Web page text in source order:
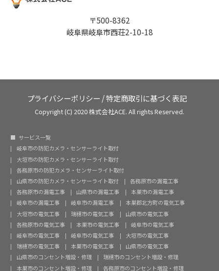
〒500-8362
岐阜県岐阜市西荘2-10-18
プライバシーポリシー /特定商取引に基づく表記
Copyright (C) 2020 株式会社ACE. All rights Reserved.
サービス一覧
岐阜市の防犯カメラ・センサーライト取付
大垣市の防犯カメラ・センサーライト取付
各務原市の防犯カメラ・センサーライト取付
山県市の防犯カメラ・センサーライト取付
各務原市の漏電工事
各務原市の漏電工事
山県市の漏電工事
本巣市の漏電工事
岐阜市の漏電工事
岐阜市の漏電工事
本巣郡北方町の電気工事
大垣市の電気工事
瑞穂市の電気工事
山県市の電気工事
各務原市の電気工事
本巣市の電気工事
岐阜市の電気工事
岐阜市の電気工事
岐阜市の電気工事
大垣市の電気工事
瑞穂市の電気工事
本巣市の電気工事
山県市の電気工事
山県市のコンセント増設・修理
瑞穂市のコンセント増設・修理
本巣市のコンセント増設・修理
各務原市のコンセント増設・修理